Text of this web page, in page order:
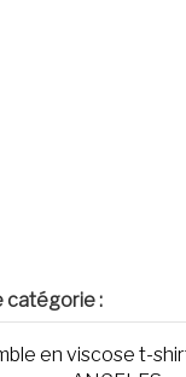
catégorie :